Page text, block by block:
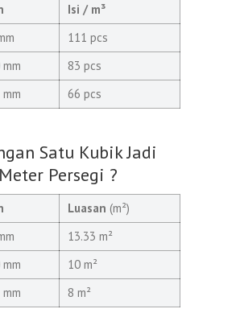
Isi / m³
111 pcs
83 pcs
66 pcs
Satu Kubik Jadi
Persegi ?
Luasan (m²)
13.33 m²
10 m²
8 m²